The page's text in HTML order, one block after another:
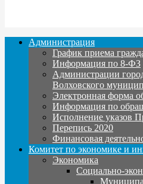
Администрация
График приема
Информация по 8-ФЗ
Администрации
Волховского
Электронная форма
Информация по
Исполнение указов
Перепись 2020
Финансовая
Комитет по экономике и
Экономика
Социально-